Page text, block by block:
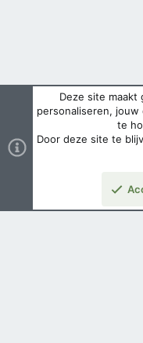
Deze site maakt
personaliseren, jouw
te
Door deze site te